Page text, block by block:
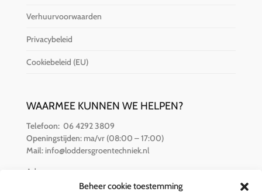
Beheer cookie toestemming
Verhuurvoorwaarden
Privacybeleid
Cookiebeleid (EU)
WAARMEE KUNNEN WE HELPEN?
Telefoon: 06 4292 3809
Openingstijden:ma/vr (08:00 – 17:00)
Mail: info@loddersgroentechniek.nl
Adres:
Van der Hamlaan 16